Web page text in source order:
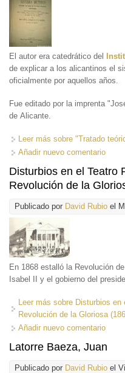
El autor era catedrático del
de explicar a los alicantinos el
oficialmente por aquellos años.
Fue editado por la imprenta
de Alicante.
Leer más sobre "Tratado
Añadir nuevo comentario
Disturbios en el Teatro
Revolución de la
Publicado por David Rubio el
En 1868 estalló la Revolución
Isabel II y el gobierno del
Leer más sobre Disturbios en
Revolución de la Gloriosa
Añadir nuevo comentario
Latorre Baeza, Juan
Publicado por David Rubio el